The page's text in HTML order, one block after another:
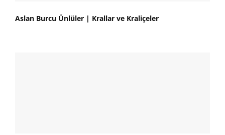
Aslan Burcu Ünlüler | Krallar ve Kraliçeler